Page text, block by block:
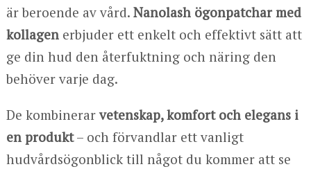
är beroende av vård. Nanolash ögonpatchar med
kollagenerbjuder ett enkelt och effektivt sätt att
ge din hud den återfuktning och näring den
behöver varje dag.
De kombinerarvetenskap, komfort och elegans i
en produkt– och förvandlar ett vanligt
hudvårdsögonblick till något du kommer att se